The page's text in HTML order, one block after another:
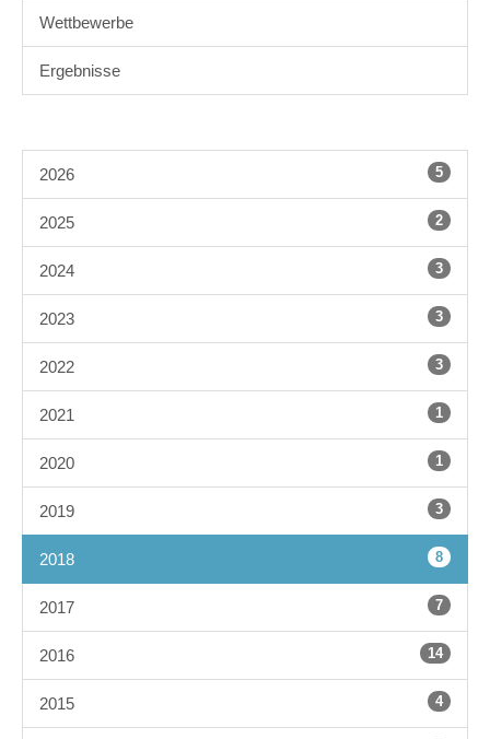
Wettbewerbe
Ergebnisse
2026 5
2025 2
2024 3
2023 3
2022 3
2021 1
2020 1
2019 3
2018 8
2017 7
2016 14
2015 4